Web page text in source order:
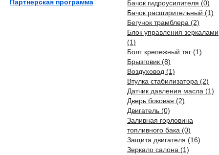
Бачок гидроусилителя (0)
Бачок расширительный (1)
Бегунок трамблера (2)
Блок управления зеркалами
(1)
Болт крепежный тяг (1)
Брызговик (8)
Воздуховод (1)
Втулка стабилизатора (2)
Датчик давления масла (1)
Дверь боковая (2)
Двигатель (0)
Заливная горловина
топливного бака (0)
Защита двигателя (16)
Зеркало салона (1)
Партнерская программа